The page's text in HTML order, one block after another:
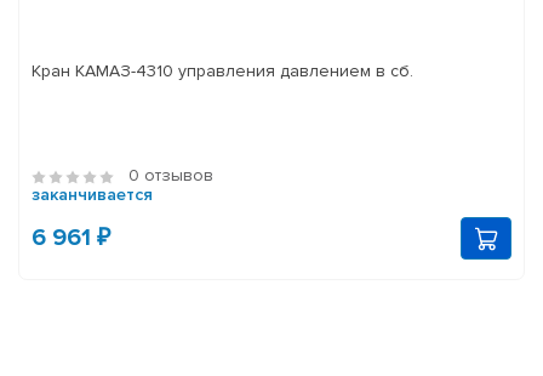
Кран КАМАЗ-4310 управления давлением в сб.
0 отзывов
заканчивается
6 961 ₽